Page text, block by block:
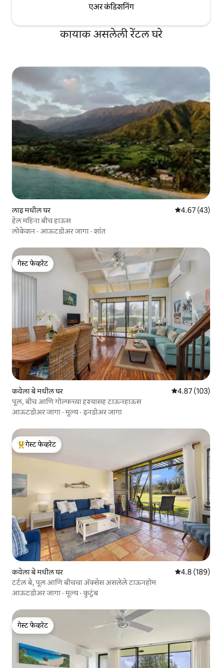
एअर कंडिशनिंग
कायाक असलेली रेंटल घरे
लाइ मधील घर 5 पैकी 4.67
4.67 (43)
हेल महिना बीच हाऊस
लोकेशन · आऊटडोअर जागा ·शांत
गेस्ट फेव्हरेट
गेस्ट फेव्हरेट
कवेला बे मधील घर 5 पैकी 4.87
4.87 (103)
पूल, बीच आणि गोल्फच्या दृश्यासह टाऊनहाऊस
आऊटडोअर जागा ·मूल्य·इनडोअर जागा
टॉप गेस्ट फेव्हरेट
गेस्ट फेव्हरेट
कवेला बे मधील घर 5 पैकी 4.8
4.8 (189)
टर्टल बे, पूल आणि बीचचा ॲक्सेस असलेले टाऊनहोम
आऊटडोअर जागा ·मूल्य·कुटुंब
गेस्ट फेव्हरेट
गेस्ट फेव्हरेट